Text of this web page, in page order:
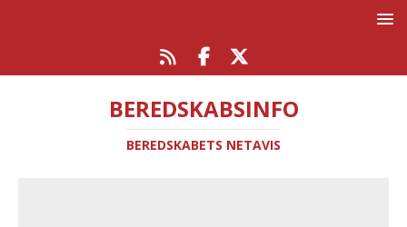
BEREDSKABSINFO
BEREDSKABETS NETAVIS